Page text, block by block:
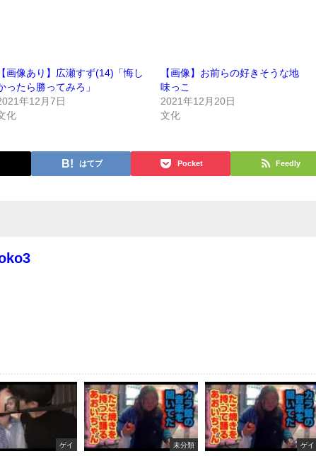
【画像あり】広瀬すず(14)「悔し
ったら勝ってみろ」
年12月7日
化
【画像】お前らの好きそうな地
味っこ
2021年12月20日
文化
はてブ Pocket Feedly
ゲイ 未分類 ゲイ